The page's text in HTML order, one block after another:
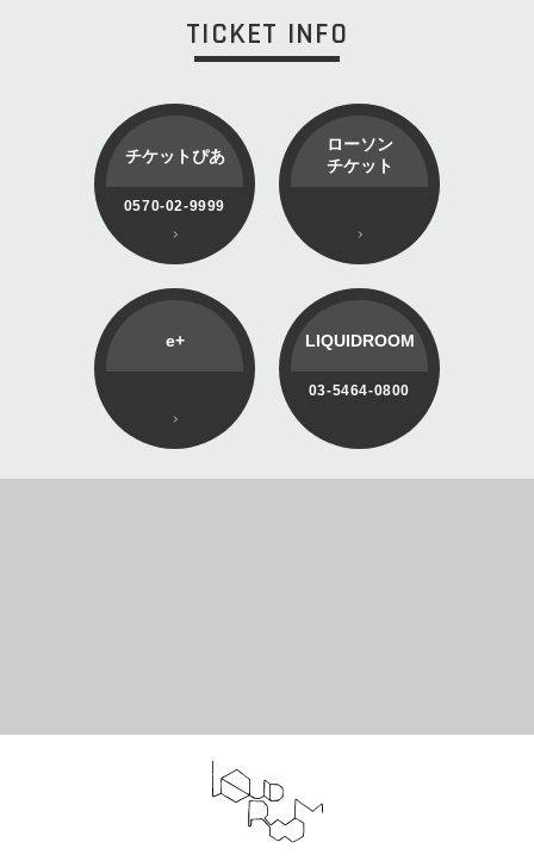
TICKET INFO
チケットぴあ
0570-02-9999
ローソン
チケット
e+ LIQUIDROOM
03-5464-0800